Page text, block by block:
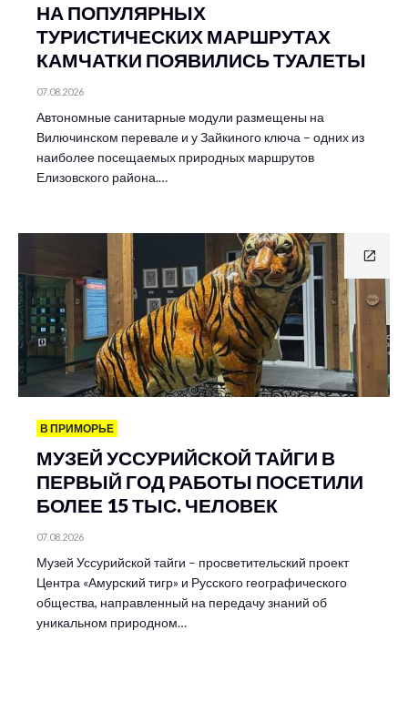
НА ПОПУЛЯРНЫХ
ТУРИСТИЧЕСКИХ МАРШРУТАХ
КАМЧАТКИ ПОЯВИЛИСЬ ТУАЛЕТЫ
07.08.2026
Автономные санитарные модули размещены на
Вилючинском перевале и у Зайкиного ключа – одних из
наиболее посещаемых природных маршрутов
Елизовского района.…
В ПРИМОРЬЕ
МУЗЕЙ УССУРИЙСКОЙ ТАЙГИ В
ПЕРВЫЙ ГОД РАБОТЫ ПОСЕТИЛИ
БОЛЕЕ 15 ТЫС. ЧЕЛОВЕК
07.08.2026
Музей Уссурийской тайги – просветительский проект
Центра «Амурский тигр» и Русского географического
общества, направленный на передачу знаний об
уникальном природном…